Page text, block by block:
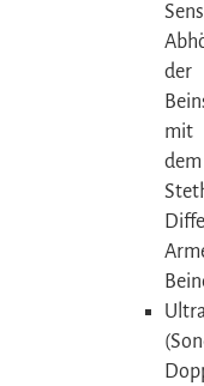
der
mit
dem